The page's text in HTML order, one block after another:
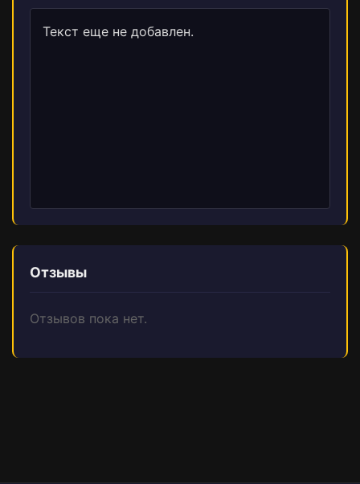
Текст еще не добавлен.
Отзывы
Отзывов пока нет.